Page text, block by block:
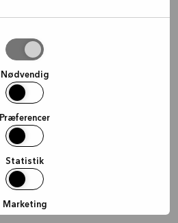
Nødvendig
Præferencer
Statistik
Marketing